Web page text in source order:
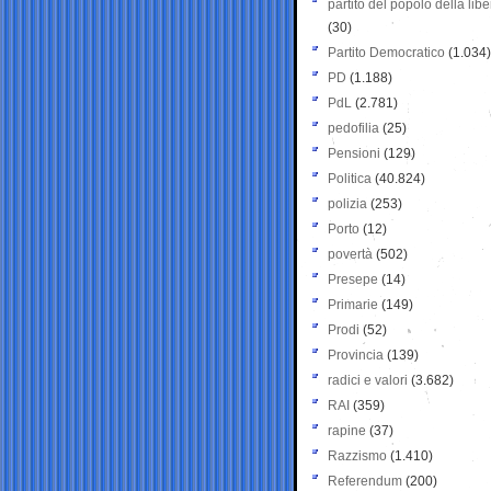
partito del popolo della
(30)
Partito Democratico (1.034)
PD (1.188)
PdL (2.781)
pedofilia (25)
Pensioni (129)
Politica (40.824)
polizia (253)
Porto (12)
povertà (502)
Presepe (14)
Primarie (149)
Prodi (52)
Provincia (139)
radici e valori (3.682)
RAI (359)
rapine (37)
Razzismo (1.410)
Referendum (200)